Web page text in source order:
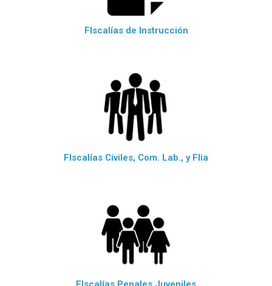
FIscalías de Instrucción
FIscalías Civiles, Com. Lab., y Flia